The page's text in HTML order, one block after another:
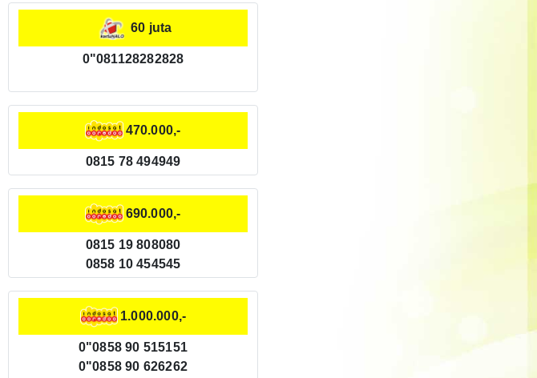
60 juta
0"081128282828
470.000,-
0815 78 494949
690.000,-
0815 19 808080
0858 10 454545
1.000.000,-
0"0858 90 515151
0"0858 90 626262